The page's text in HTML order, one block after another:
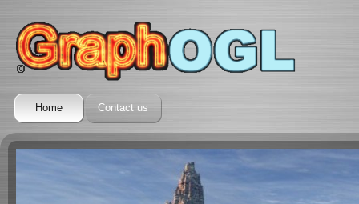
Home Contact us